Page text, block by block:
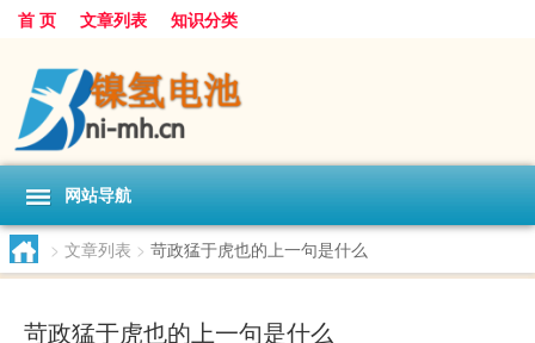
首 页 文章列表 知识分类
网站导航
> 文章列表 > 苛政猛于虎也的上一句是什么
苛政猛于虎也的上一句是什么